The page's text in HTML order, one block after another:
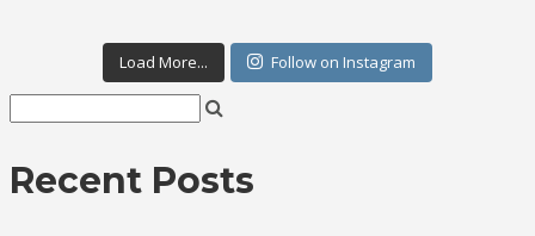
Load More... Follow on Instagram
Recent Posts